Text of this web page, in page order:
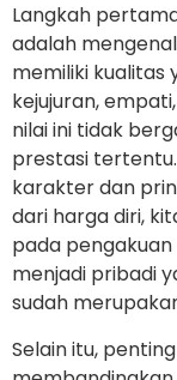
Langkah
adalah
memiliki kualitas
kejujuran,
nilai ini tidak
prestasi
karakter dan
dari harga diri,
pada
menjadi pribadi
sudah
Selain itu,